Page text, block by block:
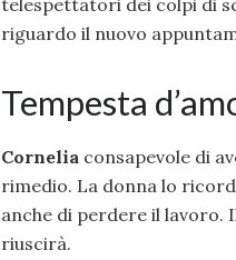
riguardo il nuovo
Tempesta
Cornelia consapevole di
rimedio. La donna lo
anche di perdere il
riuscirà.